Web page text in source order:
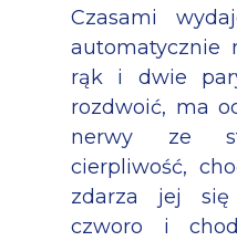
Czasami
automatycznie
rąk i dwie
rozdwoić, ma
nerwy ze
cierpliwość,
zdarza jej
czworo i